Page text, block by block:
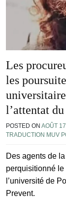
Les
les
universitaire
l’attentat
POSTED ON AOÛT
TRADUCTION MUV
Des agents de
perquisitionné le
l’université de
Prevent.